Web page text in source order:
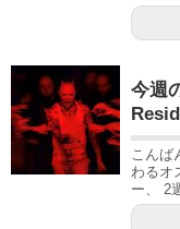
今週
こんば
わるオ
ー、 2